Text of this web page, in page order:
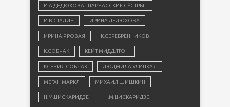
И.А.ДЕДЮХОВА "ПАРНАССКИЕ СЁСТРЫ"
И.В.СТАЛИН ИРИНА ДЕДЮХОВА
ИРИНА ЯРОВАЯ К.СЕРЕБРЕННИКОВ
К.СОБЧАК КЕЙТ МИДДЛТОН
КСЕНИЯ СОБЧАК ЛЮДМИЛА УЛИЦКАЯ
МЕГАН МАРКЛ МИХАИЛ ШИШКИН
Н.М.ЦИСКАРИДЗЕ Н.М.ЦИСКАРИДЗЕ